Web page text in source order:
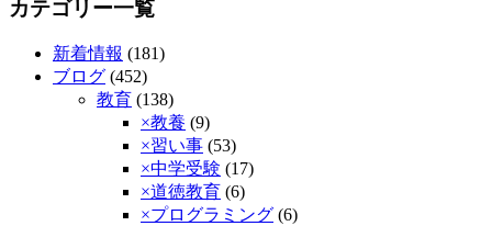
カテゴリー一覧
新着情報 (181)
ブログ (452)
教育 (138)
×教養 (9)
×習い事 (53)
×中学受験 (17)
×道徳教育 (6)
×プログラミング (6)